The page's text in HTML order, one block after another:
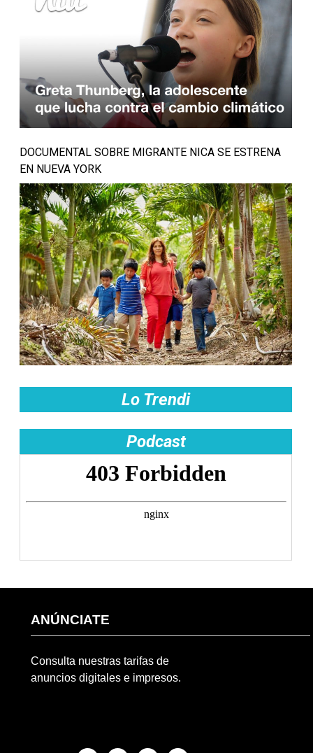
DOCUMENTAL SOBRE MIGRANTE NICA SE ESTRENA
EN NUEVA YORK
Lo Trendi
Podcast
ANÚNCIATE
Consulta nuestras tarifas de
anuncios digitales e impresos.